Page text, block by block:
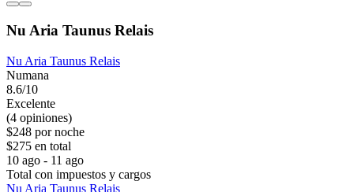
Nu Aria Taunus Relais
Nu Aria Taunus Relais
Numana
8.6/10
Excelente
(4 opiniones)
$248 por noche
$275 en total
10 ago - 11 ago
Total con impuestos y cargos
Nu Aria Taunus Relais